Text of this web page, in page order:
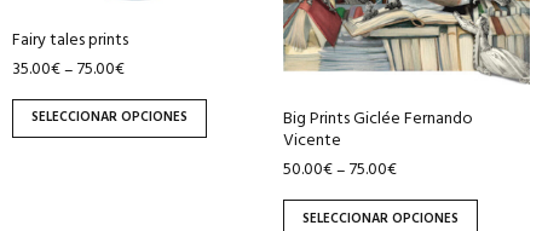
Fairy tales prints
35.00€–75.00€
SELECCIONAR OPCIONES
elegir
en
la
página
Big Prints Giclée Fernando
Vicente
50.00€–75.00€
SELECCIONAR OPCIONES
pueden
elegir
en
la
página
de
producto